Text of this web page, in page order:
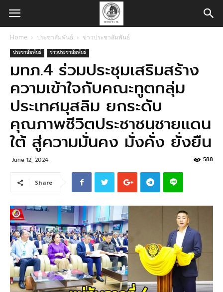
Home ประชาสัมพันธ์ ข่าวประชาสัมพันธ์
ประชาสัมพันธ์ ข่าวประชาสัมพันธ์
มทภ.4 ร่วมประชุมเสริมสร้าง
ความเข้าใจกับคณะทูตกลุ่ม
ประเทศมุสลิม ยกระดับ
คุณภาพชีวิตประชาชนชายแดน
ใต้ สู่ความมั่นคง มั่งคั่ง ยั่งยืน
June 12, 2024 588
Share